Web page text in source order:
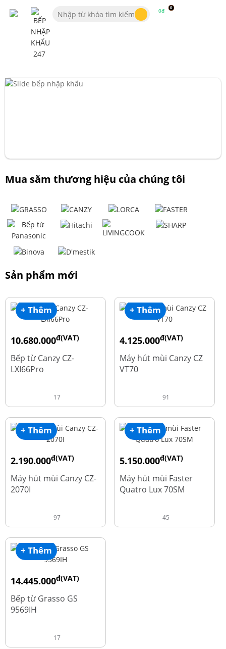
0
0đ
Mua sắm thương hiệu của chúng tôi
Sản phẩm mới
+ Thêm
10.680.000đ(VAT)
15.980.000
Bếp từ Canzy CZ-
LXI66Pro
17
+ Thêm
4.125.000đ(VAT)
8.500.000
Máy hút mùi Canzy CZ
VT70
91
+ Thêm
2.190.000đ(VAT)
4.450.000
Máy hút mùi Canzy CZ-
2070I
97
+ Thêm
5.150.000đ(VAT)
9.700.000
Máy hút mùi Faster
Quatro Lux 70SM
45
+ Thêm
14.445.000đ(VAT)
19.260.000
Bếp từ Grasso GS
9569IH
17